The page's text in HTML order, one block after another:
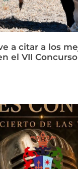
a citar a los
el VII